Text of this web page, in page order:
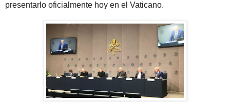
presentarlo oficialmente hoy en el Vaticano.